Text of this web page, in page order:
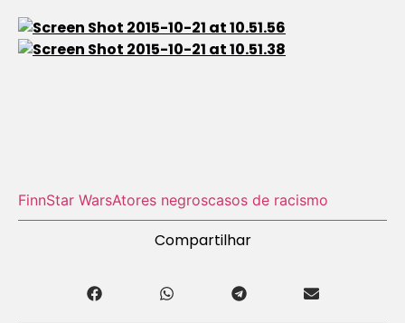
FinnStar WarsAtores negroscasos de racismo
Compartilhar